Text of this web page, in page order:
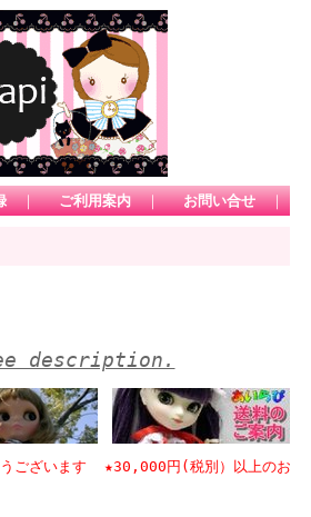
｜ ご利用案内 ｜ お問い合せ ｜
description.
円(税別）以上のお買い物で日本